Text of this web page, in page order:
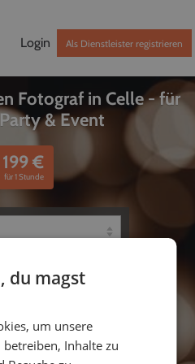
Login Als Dienstleister registrieren
Fotograf in Celle - für
& Event
199€
für 1 Stunde
du magst
um unsere
Inhalte zu